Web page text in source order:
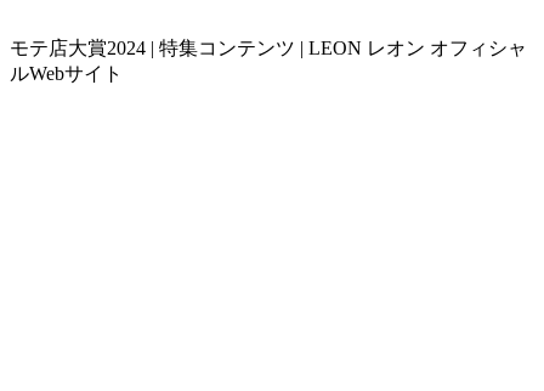
モテ店大賞2024 | 特集コンテンツ | LEON レオン オフィシャ
ルWebサイト